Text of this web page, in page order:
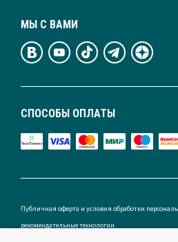
СПОСОБЫ ОПЛАТЫ
МЫ С ВАМИ
Публичная оферта и условия обработки
рекомендательные технологии.